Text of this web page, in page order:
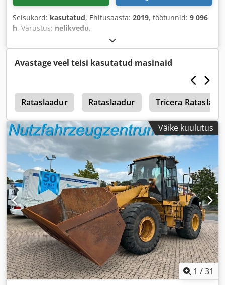
Seisukord: kasutatud, Ehitusaasta: 2019, töötunnid: 9 096
h, Varustus: nelikvedu,
Avastage veel teisi kasutatud masinaid
Rataslaadur Rataslaadur Tricera
Väike kuulutus
1 /31